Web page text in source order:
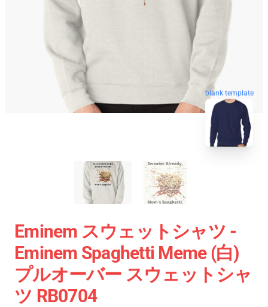
blank template
Eminem スウェットシャツ -
Eminem Spaghetti Meme (白)
プルオーバー スウェットシャ
ツ RB0704